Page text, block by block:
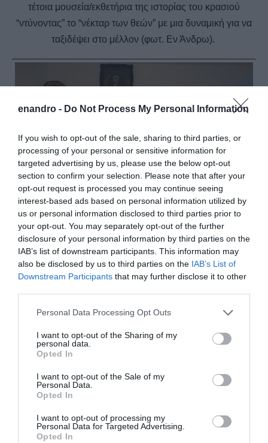
enandro - Do Not Process My Personal Information
If you wish to opt-out of the sale, sharing to third parties, or
processing of your personal or sensitive information for
targeted advertising by us, please use the below opt-out
section to confirm your selection. Please note that after your
opt-out request is processed you may continue seeing
interest-based ads based on personal information utilized by
us or personal information disclosed to third parties prior to
your opt-out. You may separately opt-out of the further
disclosure of your personal information by third parties on the
IAB’s list of downstream participants. This information may
also be disclosed by us to third parties on the IAB’s List of
Downstream Participants that may further disclose it to other
Please note that this website/app uses one or more Google
not limited to your visit or usage behaviour. You may click to
grant or deny consent to Google and its third-party tags to
use your data for below specified purposes in below Google
consent section.
Personal Data Processing Opt Outs
I want to opt-out of the Sharing of my
personal data.
Opted In
I want to opt-out of the Sale of my
Personal Data.
Opted In
I want to opt-out of processing my
Personal Data for Targeted Advertising.
Opted In
τέτοια μουσεία/εκθετήρια της ιστορίας του κρασιού
“ντύνοντας” το “νέκταρ των θεών” με μια δυναμική για να
ταξιδέψει στο μέλλον (φωτ. Εν Άνδρω).
Τρίτη στάση στην ποτοποιία-αποστακτύριο “Ουζο Κάναβα
Σαντορίνης” του Λουκά Λυγνού. στη Μεσαριά. Το πρώτο
πράγμα στο πάρκινγκ δίπλα στο κτίριο είναι μια γλυκειά
πράγμα ένα χαμογελαστός άνδρας που μας υποδέχεται.
Μας πηαίνει στον πάνω όροφο του αποστακτηρίου. Ένα
υπέροχο ρετρό περιβάλλον. Μας δείχνει τους χώρους.
Μοναδικού. Μουσειακό περιβάλλον και αποστακτήριο.
απ’ όλα σε αφήνει άναυδο η κάθοδος στο υπόγειο όπου